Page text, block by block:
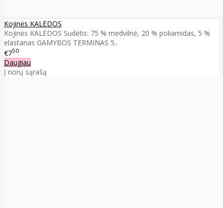
Kojinės KALĖDOS
Kojinės KALĖDOS Sudėtis: 75 % medvilnė, 20 % poliamidas, 5 %
elastanas GAMYBOS TERMINAS 5..
€750
Daugiau
Į norų sąrašą